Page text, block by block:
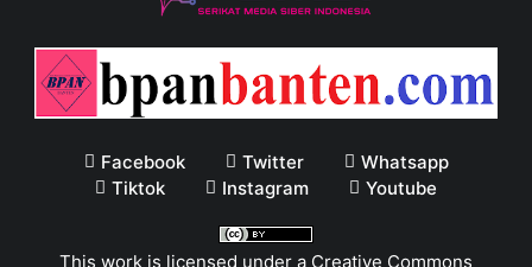
Facebook Twitter
Whatsapp
Tiktok
Instagram Youtube
This work is licensed under a Creative Commons